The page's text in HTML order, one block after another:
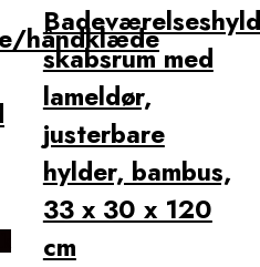
håndklæde
skabsrum med
lameldør,
justerbare
hylder, bambus,
33 x 30 x 120
cm